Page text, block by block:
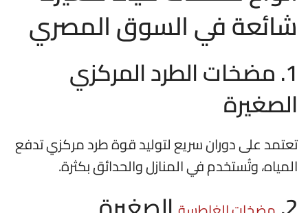
شائعة في السوق المصري
1. مضخات الطرد المركزي
الصغيرة
تعتمد على دوران سريع لتوليد قوة طرد مركزي تدفع
المياه، وتُستخدم في المنازل والحدائق بكثرة.